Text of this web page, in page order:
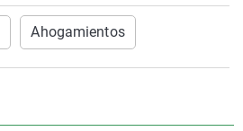
Ahogamientos